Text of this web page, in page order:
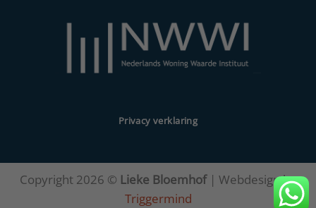
Privacy verklaring
Copyright 2026 © Lieke Bloemhof| Webdesign by
Triggermind